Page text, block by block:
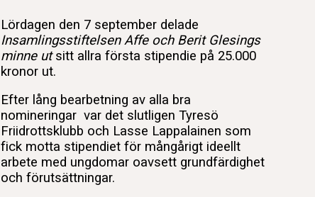
Lördagen den 7 september delade
Insamlingsstiftelsen Affe och Berit Glesings
minne utsitt a llra första stipendie på 25.000
kronor ut.
Efter lång bearbetning av alla bra
nomineringar var det slutligen Tyresö
Friidrottsklubb och Lasse Lappalainen som
fick motta stipendiet för mångårigt ideellt
arbete med ungdomar oavsett grundfärdighet
och förutsättningar.